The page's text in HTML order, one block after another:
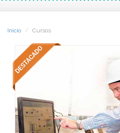
Inicio Cursos